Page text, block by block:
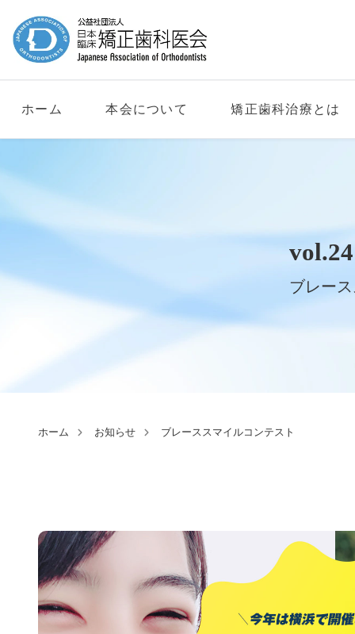
ホーム 本会について 矯正歯科治療とは
ブレー
ホーム お知らせ ブレーススマイルコンテスト